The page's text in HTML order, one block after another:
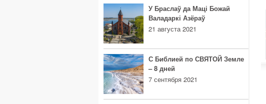
У Браслаў да Маці Божай
Валадаркі Азёраў
21 августа 2021
С Библией по СВЯТОЙ Земле
– 8 дней
7 сентября 2021